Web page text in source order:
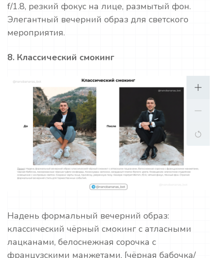
f/1.8, резкий фокус на лице, размытый фон.
Элегантный вечерний образ для светского
мероприятия.
8. Классический смокинг
Надень формальный вечерний образ:
классический чёрный смокинг с атласными
лацканами, белоснежная сорочка с
французскими манжетами, [чёрная бабочка/